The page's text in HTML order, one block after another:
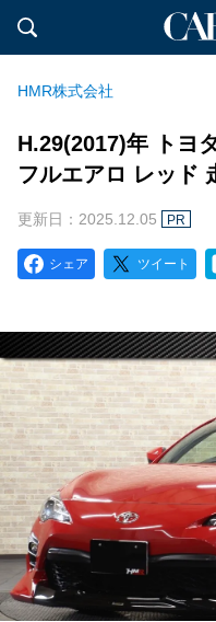
HMR株式会社
H.29(2017)年 トヨ
フルエアロ レッド
更新日：2025.12.05 PR
シェア ツイート